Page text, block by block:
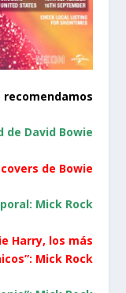
David Bowie
de Bowie
Mick Rock
Harry, los más
Mick Rock